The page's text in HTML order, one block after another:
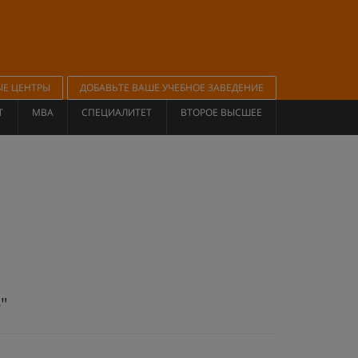
ЦЕНТРЫ
ДОБАВЬТЕ ВАШЕ УЧЕБНОЕ ЗАВЕДЕНИЕ
MBA СПЕЦИАЛИТЕТ ВТОРОЕ ВЫСШЕЕ